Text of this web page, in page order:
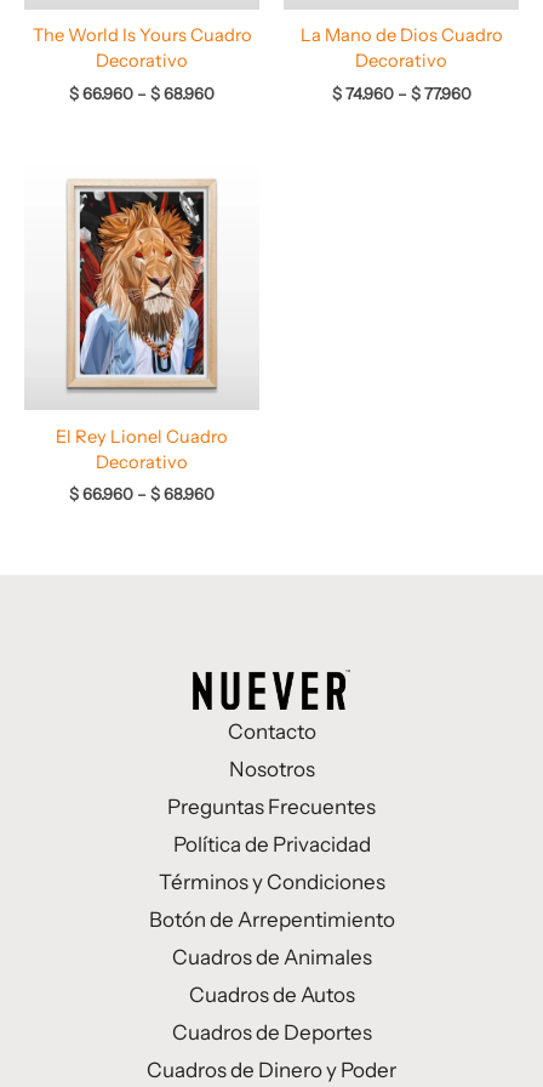
The World Is Yours Cuadro
Decorativo
$66.960 –$68.960
La Mano de Dios Cuadro
Decorativo
$74.960 – $77.960
El Rey Lionel Cuadro
Decorativo
$66.960 –$68.960
de
Contacto
Nosotros
Preguntas Frecuentes
Política de Privacidad
Términos y Condiciones
Botón de Arrepentimiento
Cuadros de Animales
Cuadros de Autos
Cuadros de Deportes
Cuadros de Dinero y Poder